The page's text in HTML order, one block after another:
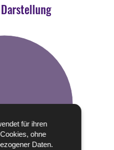
für ihren
ohne
Daten.